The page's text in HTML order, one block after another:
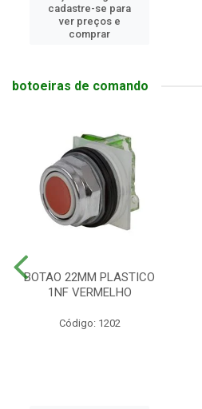
cadastre-se para
ver preços e
comprar
botoeiras de comando
BOTAO 22MM PLASTICO
1NF VERMELHO
Código: 1202